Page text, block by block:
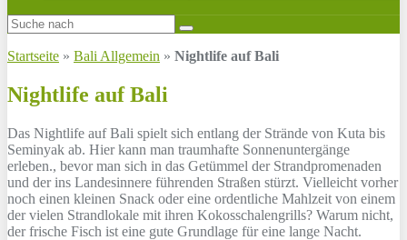
Startseite » Bali Allgemein » Nightlife auf Bali
Nightlife auf Bali
Das Nightlife auf Bali spielt sich entlang der Strände von Kuta bis
Seminyak ab. Hier kann man traumhafte Sonnenuntergänge
erleben., bevor man sich in das Getümmel der Strandpromenaden
und der ins Landesinnere führenden Straßen stürzt. Vielleicht vorher
noch einen kleinen Snack oder eine ordentliche Mahlzeit von einem
der vielen Strandlokale mit ihren Kokosschalengrills? Warum nicht,
der frische Fisch ist eine gute Grundlage für eine lange Nacht.